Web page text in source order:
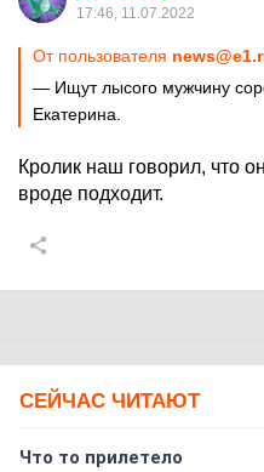
17:46, 11.07.2022
От пользователя
— Ищут лысого мужчину
Екатерина.
Кролик наш говорил, что
вроде подходит.
СЕЙЧАС ЧИТАЮТ
Что то прилетело